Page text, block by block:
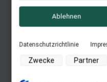
Passion
Weiterlesen
Quick View
Nutzung von Cookies und
widerrufen, indem Sie auf
Zwecke der
Endgerät
Datenschutzrichtlinie
Zwecke Partner
Ablehnen